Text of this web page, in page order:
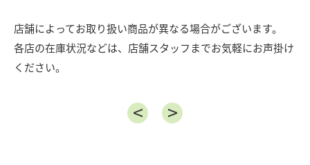
店舗によってお取り扱い商品が異なる場合がございます。
各店の在庫状況などは、店舗スタッフまでお気軽にお声掛け
ください。